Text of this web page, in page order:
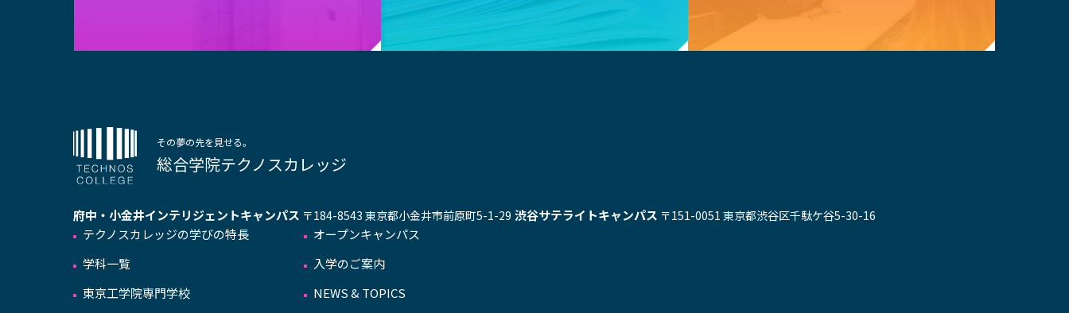
その夢の先を見せる。
総合学院テクノスカレッジ
府中・小金井インテリジェントキャンパス 〒184-8543 東京都小金井市前原町5-1-29 渋谷サテライトキャンパス 〒151-0051 東京都渋谷区千駄ケ谷5-30-16
テクノスカレッジの学びの特長
学科一覧
東京工学院専門学校
オープンキャンパス
入学のご案内
NEWS & TOPICS